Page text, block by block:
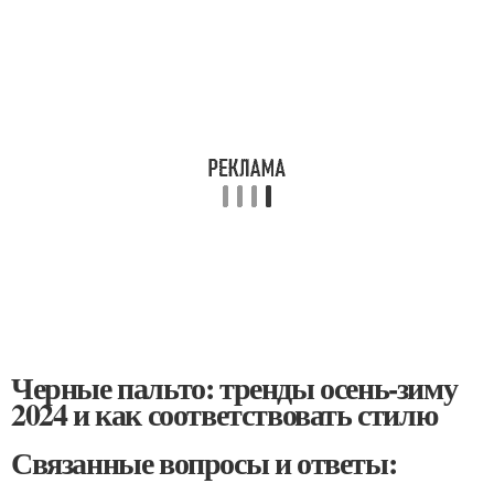
Черные пальто: тренды осень-зиму
2024 и как соответствовать стилю
Связанные вопросы и ответы: